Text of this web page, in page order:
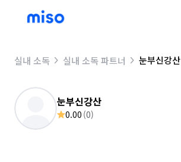
실내 소독 실내 소독 파트너 눈부신강산
눈부신강산
0.00 (0)